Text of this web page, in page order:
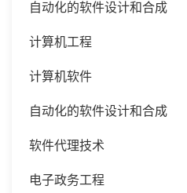
自动化的软件设计和合成
计算机工程
计算机软件
自动化的软件设计和合成
软件代理技术
电子政务工程